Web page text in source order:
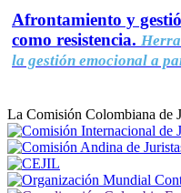
Afrontamiento y
como resistencia.
la gestión emocional a
La Comisión Colombiana de